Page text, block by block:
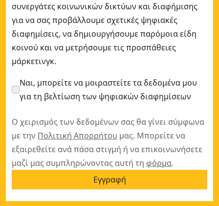
συνεργάτες κοινωνικών δικτύων και διαφήμισης
για να σας προβάλλουμε σχετικές ψηφιακές
διαφημίσεις, να δημιουργήσουμε παρόμοια είδη
κοινού και να μετρήσουμε τις προσπάθειες
μάρκετινγκ.
Ναι, μπορείτε να μοιραστείτε τα δεδομένα μου
για τη βελτίωση των ψηφιακών διαφημίσεων
Ο χειρισμός των δεδομένων σας θα γίνει σύμφωνα
με την Πολιτική Απορρήτου μας. Μπορείτε να
εξαιρεθείτε ανά πάσα στιγμή ή να επικοινωνήσετε
μαζί μας συμπληρώνοντας αυτή τη φόρμα.
Εγγραφή